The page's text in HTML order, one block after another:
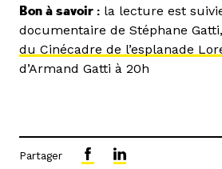
Bon à savoir : la lecture est
documentaire de Stéphane
du Cinécadre de l’esplanade
d’Armand Gatti à 20h
Partager